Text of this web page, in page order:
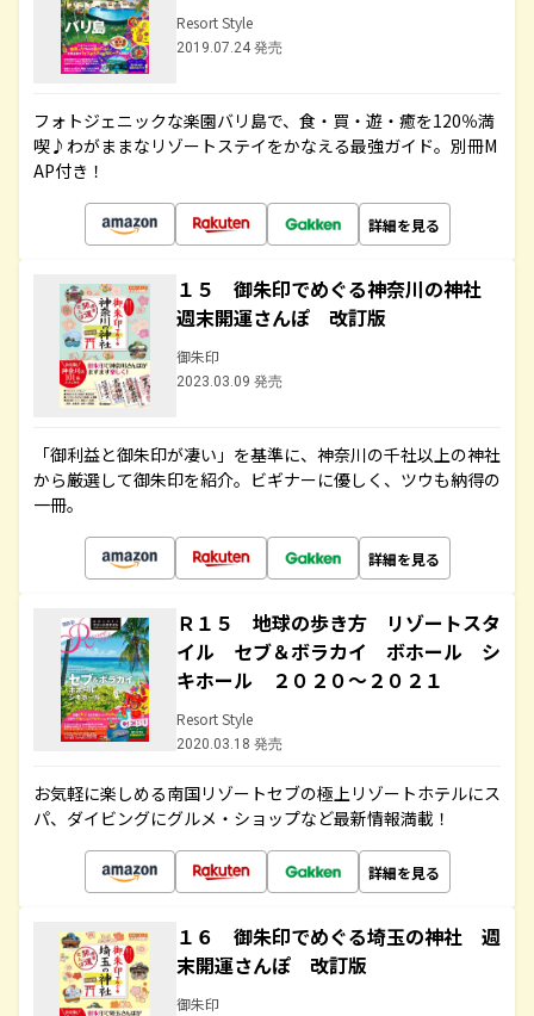
Resort Style
2019.07.24 発売
フォトジェニックな楽園バリ島で、食・買・遊・癒を120％満
喫♪わがままなリゾートステイをかなえる最強ガイド。別冊M
AP付き！
詳細を見る
１５ 御朱印でめぐる神奈川の神社
週末開運さんぽ 改訂版
御朱印
2023.03.09 発売
「御利益と御朱印が凄い」を基準に、神奈川の千社以上の神社
から厳選して御朱印を紹介。ビギナーに優しく、ツウも納得の
一冊。
詳細を見る
Ｒ１５ 地球の歩き方 リゾートスタ
イル セブ＆ボラカイ ボホール シ
キホール ２０２０～２０２１
Resort Style
2020.03.18 発売
お気軽に楽しめる南国リゾートセブの極上リゾートホテルにス
パ、ダイビングにグルメ・ショップなど最新情報満載！
詳細を見る
１６ 御朱印でめぐる埼玉の神社 週
末開運さんぽ 改訂版
御朱印